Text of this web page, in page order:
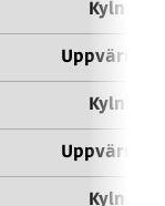
Kylning
Kylning
Kylning